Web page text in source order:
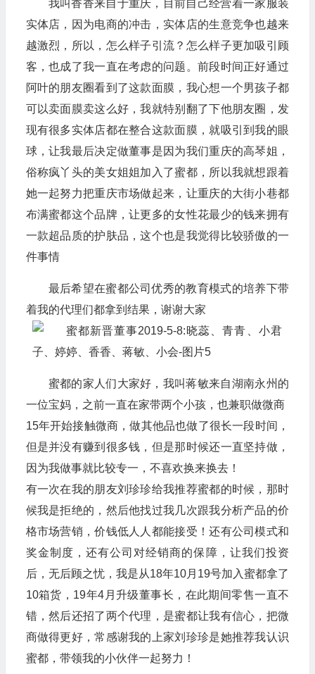
我叫香香来自于重庆，目前自己经营着一家服装
实体店，因为电商的冲击，实体店的生意竞争也越来
越激烈，所以，怎么样子引流？怎么样子更加吸引顾
客，也成了我一直在考虑的问题。前段时间正好通过
阿叶的朋友圈看到了这款面膜，我心想一个男孩子都
可以卖面膜卖这么好，我就特别翻了下他朋友圈，发
现有很多实体店都在整合这款面膜，就吸引到我的眼
球，让我最后决定做董事是因为我们重庆的高琴姐，
俗称疯丫头的美女姐姐加入了蜜都，所以我就想跟着
她一起努力把重庆市场做起来，让重庆的大街小巷都
布满蜜都这个品牌，让更多的女性花最少的钱来拥有
一款超品质的护肤品，这个也是我觉得比较骄傲的一
件事情
最后希望在蜜都公司优秀的教育模式的培养下带
着我的代理们都拿到结果，谢谢大家
蜜都的家人们大家好，我叫蒋敏来自湖南永州的
一位宝妈，之前一直在家带两个小孩，也兼职做微商
15年开始接触微商，做其他品也做了很长一段时间，
但是并没有赚到很多钱，但是那时候还一直坚持做，
因为我做事就比较专一，不喜欢换来换去！
有一次在我的朋友刘珍珍给我推荐蜜都的时候，那时
候我是拒绝的，然后他找过我几次跟我分析产品的价
格市场营销，价钱低人人都能接受！还有公司模式和
奖金制度，还有公司对经销商的保障，让我们投资
后，无后顾之忧，我是从18年10月19号加入蜜都拿了
10箱货，19年4月升级董事长，在此期间零售一直不
错，然后还招了两个代理，是蜜都让我有信心，把微
商做得更好，常感谢我的上家刘珍珍是她推荐我认识
蜜都，带领我的小伙伴一起努力！